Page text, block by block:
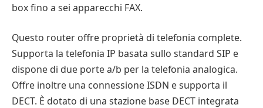
box fino a sei apparecchi FAX.
Questo router offre proprietà di telefonia complete.
Supporta la telefonia IP basata sullo standard SIP e
dispone di due porte a/b per la telefonia analogica.
Offre inoltre una connessione ISDN e supporta il
DECT. È dotato di una stazione base DECT integrata